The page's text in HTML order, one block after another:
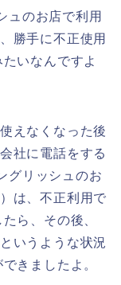
ュのお店で利用
勝手に不正使用
いなんですよ
えなくなった後
社に電話をする
グリッシュのお
は、不正利用で
ら、その後、
いうような状況
きましたよ。